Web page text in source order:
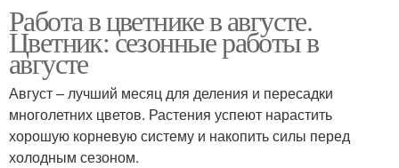
Работа в цветнике в августе.
Цветник: сезонные работы в
августе
Август – лучший месяц для деления и пересадки
многолетних цветов. Растения успеют нарастить
хорошую корневую систему и накопить силы перед
холодным сезоном.